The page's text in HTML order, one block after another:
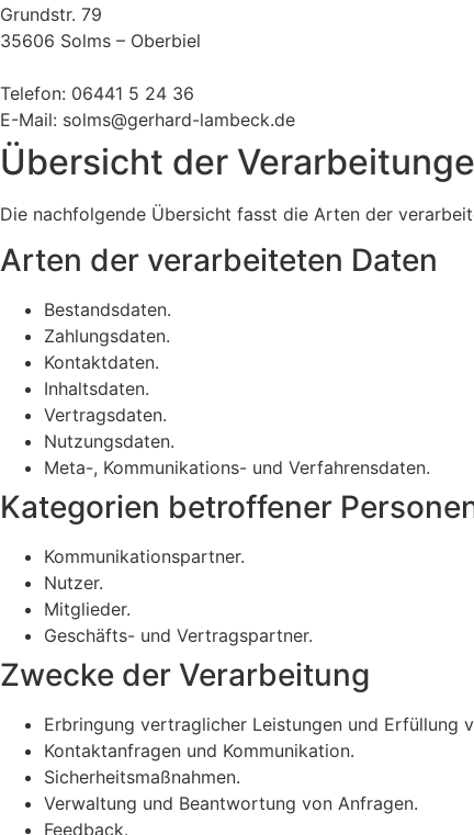
Grundstr. 79
35606 Solms – Oberbiel
Telefon: 06441 5 24 36
E-Mail: solms@gerhard-lambeck.de
Übersicht der
Die nachfolgende Übersicht fasst die Arten der
Arten der verarbeiteten Daten
Bestandsdaten.
Zahlungsdaten.
Kontaktdaten.
Inhaltsdaten.
Vertragsdaten.
Nutzungsdaten.
Meta-, Kommunikations- und Verfahrensdaten.
Kategorien betroffener
Kommunikationspartner.
Nutzer.
Mitglieder.
Geschäfts- und Vertragspartner.
Zwecke der Verarbeitung
Erbringung vertraglicher Leistungen und Erfüllung
Kontaktanfragen und Kommunikation.
Sicherheitsmaßnahmen.
Verwaltung und Beantwortung von Anfragen.
Feedback.